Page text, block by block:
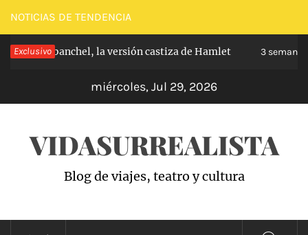
Saltar
al
contenido
NOTICIAS DE TENDENCIA
Exclusivo
de Carabanchel, la versión castiza de Hamlet 3 semanas
miércoles, Jul 29, 2026
VIDASURREALISTA
Blog de viajes, teatro y cultura